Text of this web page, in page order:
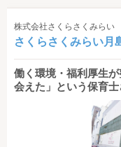
株式会社さくらさくみらい
さくらさくみらい月
働く環境・福利厚生
会えた」という保育士